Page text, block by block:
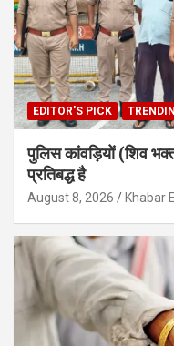
EDITOR'S PICK
पुलिस कांवड़ियों (शिव
प्रतिबद्ध है
August 8, 2026 Khabar